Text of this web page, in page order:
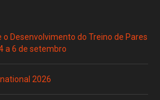
Desenvolvimento do Treino de Pares
a 6 de setembro
2026